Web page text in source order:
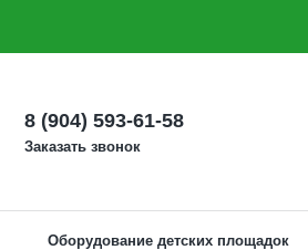
8 (904) 593-61-58
Заказать звонок
Оборудование детских площадок